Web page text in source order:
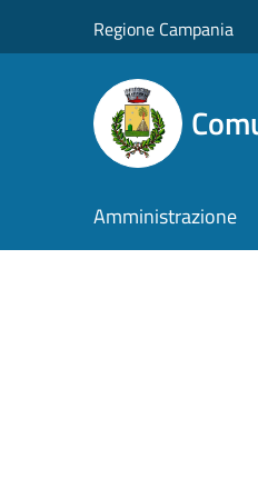
Regione Campania
Amministrazione